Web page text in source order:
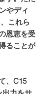
やディ
これら
恩恵を受
ることが
、C15